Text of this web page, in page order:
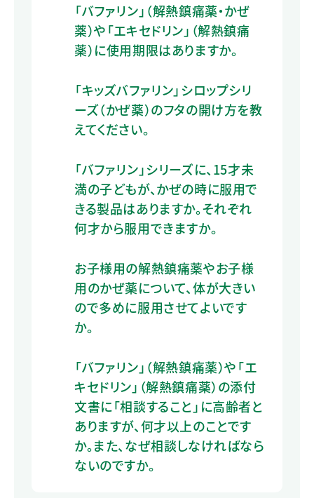
「バファリン」（解熱鎮痛薬・かぜ
薬）や「エキセドリン」（解熱鎮痛
薬）に使用期限はありますか。
「キッズバファリン」シロップシリ
ーズ（かぜ薬）のフタの開け方を教
えてください。
「バファリン」シリーズに、15才未
満の子どもが、かぜの時に服用で
きる製品はありますか。それぞれ
何才から服用できますか。
お子様用の解熱鎮痛薬やお子様
用のかぜ薬について、体が大きい
ので多めに服用させてよいです
か。
「バファリン」（解熱鎮痛薬）や「エ
キセドリン」（解熱鎮痛薬）の添付
文書に「相談すること」に高齢者と
ありますが、何才以上のことです
か。また、なぜ相談しなければなら
ないのですか。